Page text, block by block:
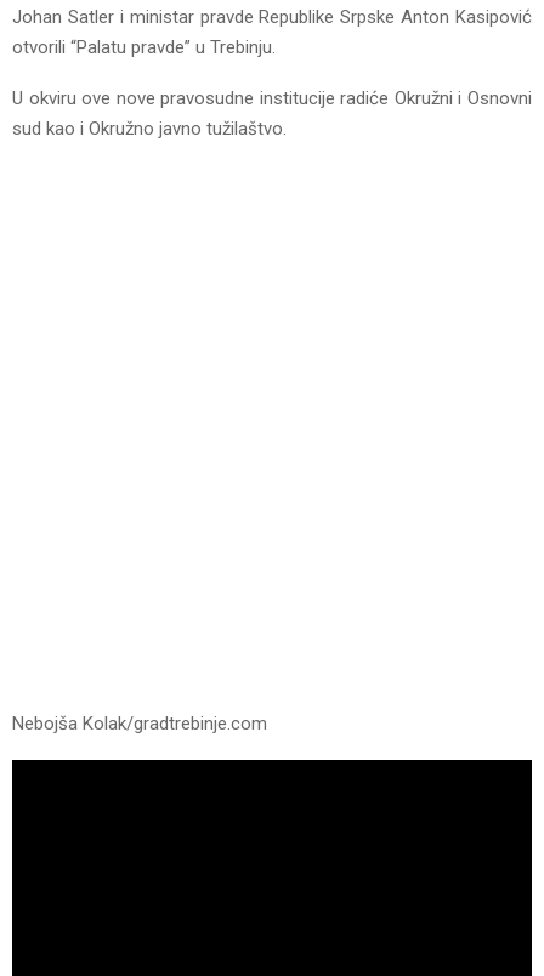
Johan Satler i ministar pravde Republike Srpske Anton Kasipović
otvorili “Palatu pravde” u Trebinju.
U okviru ove nove pravosudne institucije radiće Okružni i Osnovni
sud kao i Okružno javno tužilaštvo.
Nebojša Kolak/gradtrebinje.com